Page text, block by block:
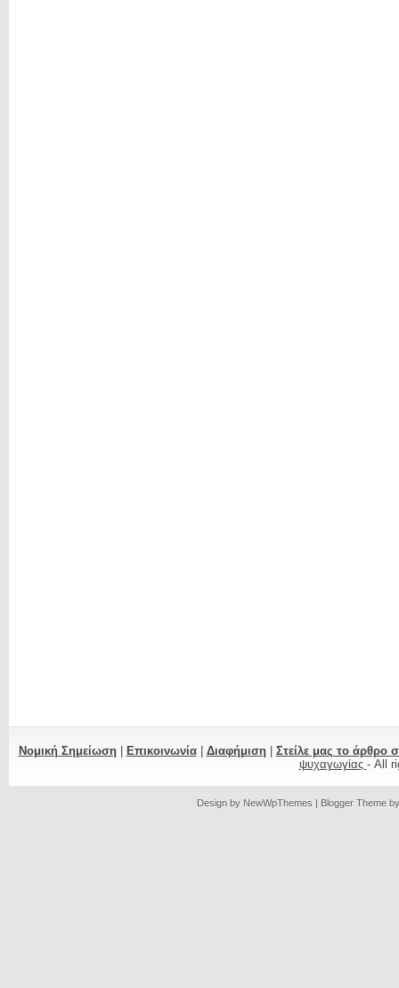
Νομική Σημείωση| Επικοινωνία| Διαφήμιση| Στείλε μας το άρθρο
ψυχαγωγίας - All
Design by NewWpThemes | Blogger Theme